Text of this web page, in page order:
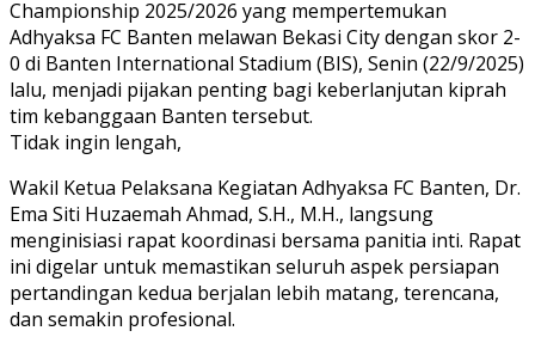
Championship 2025/2026 yang mempertemukan
Adhyaksa FC Banten melawan Bekasi City dengan skor 2-
0 di Banten International Stadium (BIS), Senin (22/9/2025)
lalu, menjadi pijakan penting bagi keberlanjutan kiprah
tim kebanggaan Banten tersebut.
Tidak ingin lengah,
Wakil Ketua Pelaksana Kegiatan Adhyaksa FC Banten, Dr.
Ema Siti Huzaemah Ahmad, S.H., M.H., langsung
menginisiasi rapat koordinasi bersama panitia inti. Rapat
ini digelar untuk memastikan seluruh aspek persiapan
pertandingan kedua berjalan lebih matang, terencana,
dan semakin profesional.